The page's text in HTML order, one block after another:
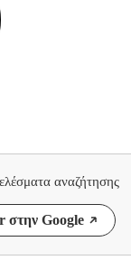
αναζήτησης
στην Google